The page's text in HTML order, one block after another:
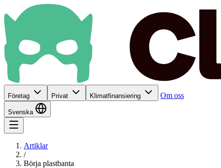
Företag Privat Klimatfinansiering Om oss
Svenska
Artiklar
/
Börja plastbanta